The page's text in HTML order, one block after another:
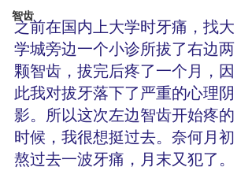
智齿
之前在国内上大学时牙痛，找大
学城旁边一个小诊所拔了右边两
颗智齿，拔完后疼了一个月，因
此我对拔牙落下了严重的心理阴
影。所以这次左边智齿开始疼的
时候，我很想挺过去。奈何月初
熬过去一波牙痛，月末又犯了。